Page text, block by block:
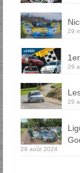
29
29
29
29 août 2024